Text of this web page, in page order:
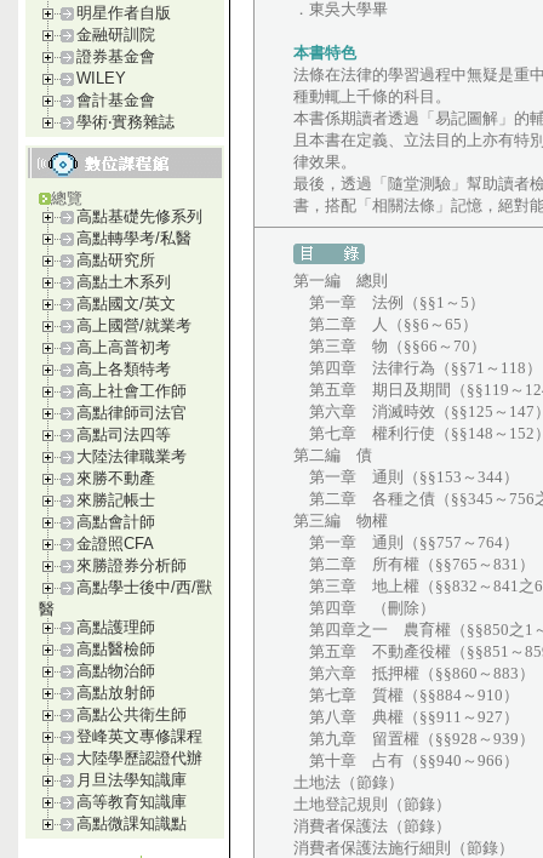
明星作者自版
金融研訓院
證券基金會
WILEY
會計基金會
學術‧實務雜誌
總覽
高點基礎先修系列
高點轉學考/私醫
高點研究所
高點土木系列
高點國文/英文
高上國營/就業考
高上高普初考
高上各類特考
高上社會工作師
高點律師司法官
高點司法四等
大陸法律職業考
來勝不動產
來勝記帳士
高點會計師
金證照CFA
來勝證券分析師
高點學士後中/西/獸
醫
高點護理師
高點醫檢師
高點物治師
高點放射師
高點公共衛生師
登峰英文專修課程
大陸學歷認證代辦
月旦法學知識庫
高等教育知識庫
高點微課知識點
．東吳大學畢
本書特色
法條在法律的學習過程中無疑是重
種動輒上千條的科目。
本書係期讀者透過「易記圖解」的
且本書在定義、立法目的上亦有特
律效果。
最後，透過「隨堂測驗」幫助讀者
書，搭配「相關法條」記憶，絕對
第一編 總則
第一章 法例（§§1～5）
第二章 人（§§6～65）
第三章 物（§§66～70）
第四章 法律行為（§§71～118）
第五章 期日及期間（§§119～
第六章 消滅時效（§§125～147
第七章 權利行使（§§148～152
第二編 債
第一章 通則（§§153～344）
第二章 各種之債（§§345～756
第三編 物權
第一章 通則（§§757～764）
第二章 所有權（§§765～831）
第三章 地上權（§§832～841之
第四章 （刪除）
第四章之一 農育權（§§850之1
第五章 不動產役權（§§851～
第六章 抵押權（§§860～883）
第七章 質權（§§884～910）
第八章 典權（§§911～927）
第九章 留置權（§§928～939）
第十章 占有（§§940～966）
土地法（節錄）
土地登記規則（節錄）
消費者保護法（節錄）
消費者保護法施行細則（節錄）